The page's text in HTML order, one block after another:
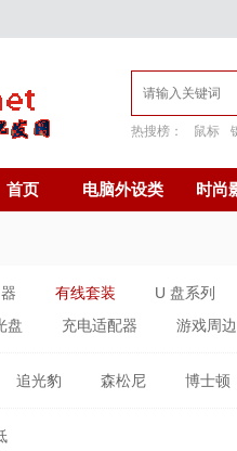
热搜榜： 鼠标
首页 电脑外设类 时尚
有线套装
U 盘系列
盘 充电适配器 游戏周
追光豹 森松尼 博士顿